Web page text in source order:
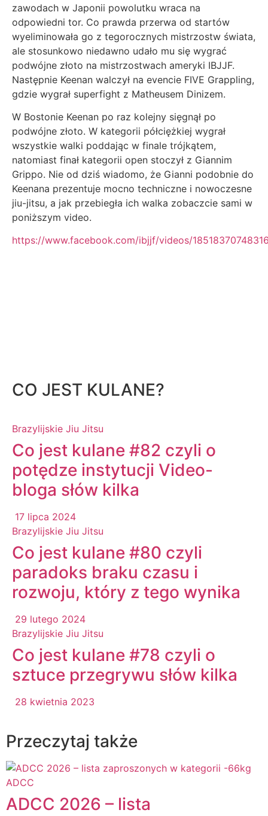
zawodach w Japonii powolutku wraca na
odpowiedni tor. Co prawda przerwa od startów
wyeliminowała go z tegorocznych mistrzostw świata,
ale stosunkowo niedawno udało mu się wygrać
podwójne złoto na mistrzostwach ameryki IBJJF.
Następnie Keenan walczył na evencie FIVE Grappling,
gdzie wygrał superfight z Matheusem Dinizem.
W Bostonie Keenan po raz kolejny sięgnął po
podwójne złoto. W kategorii półciężkiej wygrał
wszystkie walki poddając w finale trójkątem,
natomiast finał kategorii open stoczył z Giannim
Grippo. Nie od dziś wiadomo, że Gianni podobnie do
Keenana prezentuje mocno techniczne i nowoczesne
jiu-jitsu, a jak przebiegła ich walka zobaczcie sami w
poniższym video.
https://www.facebook.com/ibjjf/videos/
CO JEST KULANE?
Brazylijskie Jiu Jitsu
Co jest kulane #82 czyli o
potędze instytucji Video-
bloga słów kilka
17 lipca 2024
Brazylijskie Jiu Jitsu
Co jest kulane #80 czyli
paradoks braku czasu i
rozwoju, który z tego wynika
29 lutego 2024
Brazylijskie Jiu Jitsu
Co jest kulane #78 czyli o
sztuce przegrywu słów kilka
28 kwietnia 2023
Przeczytaj także
ADCC
ADCC 2026 – lista